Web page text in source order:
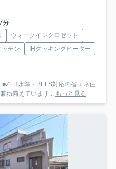
分
ウォークインクロゼット
チン
IHクッキングヒーター
水準・BELS対応の省エネ住
ね備えています... もっと見る